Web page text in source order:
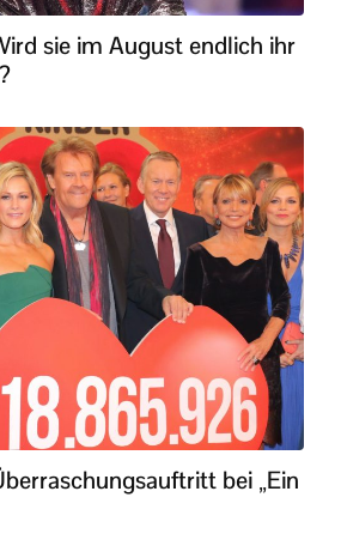
sie im August endlich ihr
bei „Ein